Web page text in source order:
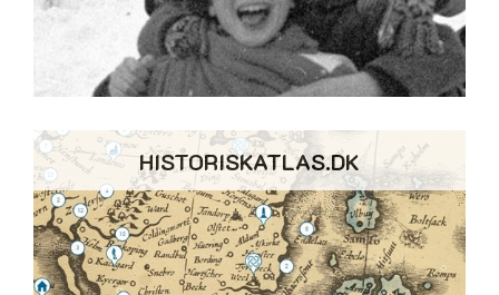
HISTORISKATLAS.DK